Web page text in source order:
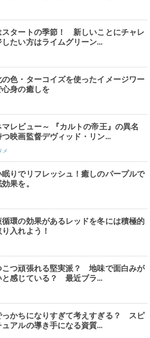
スタートの季節！ 新しいことにチャレ
したい方はライムグリーン…
の色・ターコイズを使ったイメージワー
心身の癒しを
マレビュー～ 『カルトの帝王』の異名
つ映画監督デヴィッド・リン…
メ
眠りでリフレッシュ！癒しのパープルで
果を。
循環の効果があるレッドを冬には積極的
入れよう！
こつ頑張れる堅実派？ 地味で面白みが
と感じている？ 最近ブラ…
っかちになりすぎて考えすぎる？ スピ
ュアルの導き手になる資質…